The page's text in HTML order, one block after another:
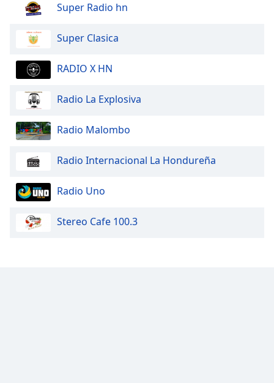
Edge
Font
Family
Done
Modal
Dialog
Super Radio hn
Super Clasica
RADIO X HN
Radio La Explosiva
Radio Malombo
Radio Internacional La Hondureña
Radio Uno
Stereo Cafe 100.3